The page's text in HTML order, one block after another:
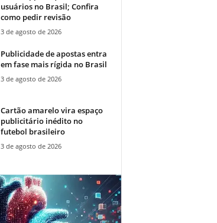
usuários no Brasil; Confira
como pedir revisão
3 de agosto de 2026
Publicidade de apostas entra
em fase mais rígida no Brasil
3 de agosto de 2026
Cartão amarelo vira espaço
publicitário inédito no
futebol brasileiro
3 de agosto de 2026